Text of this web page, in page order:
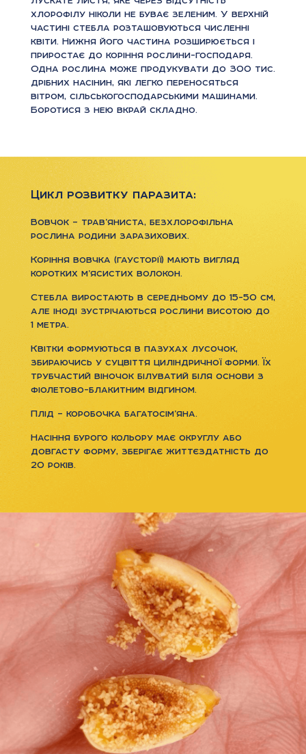
хлорофілу ніколи не буває зеленим. У верхній
частині стебла розташовуються численні
квіти. Нижня його частина розширюється і
приростає до коріння рослини-господаря.
Одна рослина може продукувати до 300 тис.
дрібних насінин, які легко переносяться
вітром, сільськогосподарськими машинами.
Боротися з нею вкрай складно.
Цикл розвитку паразита:
Вовчок – трав’яниста, безхлорофільна
рослина родини заразихових.
Коріння вовчка (гаусторії) мають вигляд
коротких м’ясистих волокон.
Стебла виростають в середньому до 15-50 см,
але іноді зустрічаються рослини висотою до
1 метра.
Квітки формуються в пазухах лусочок,
збираючись у суцвіття циліндричної форми. Їх
трубчастий віночок білуватий біля основи з
фіолетово-блакитним відгином.
Плід – коробочка багатосім’яна.
Насіння бурого кольору має округлу або
довгасту форму, зберігає життєздатність до
20 років.